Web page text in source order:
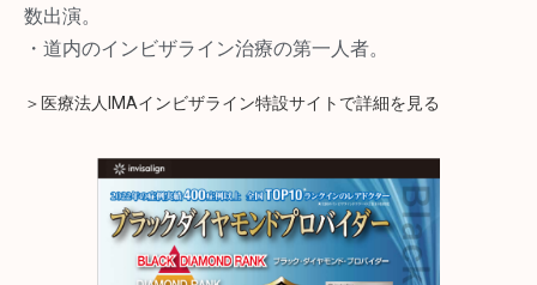
数出演。
・道内のインビザライン治療の第一人者。
＞医療法人IMAインビザライン特設サイトで詳細を見る